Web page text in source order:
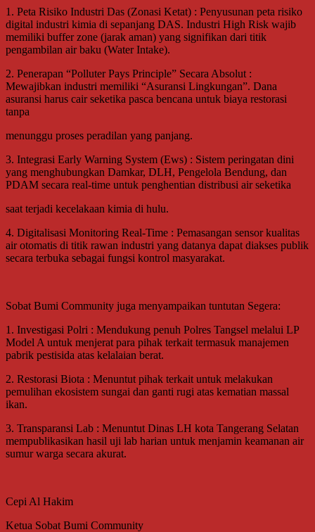
1. Peta Risiko Industri Das (Zonasi Ketat) : Penyusunan peta risiko
digital industri kimia di sepanjang DAS. Industri High Risk wajib
memiliki buffer zone (jarak aman) yang signifikan dari titik
pengambilan air baku (Water Intake).
2. Penerapan “Polluter Pays Principle” Secara Absolut :
Mewajibkan industri memiliki “Asuransi Lingkungan”. Dana
asuransi harus cair seketika pasca bencana untuk biaya restorasi
tanpa
menunggu proses peradilan yang panjang.
3. Integrasi Early Warning System (Ews) : Sistem peringatan dini
yang menghubungkan Damkar, DLH, Pengelola Bendung, dan
PDAM secara real-time untuk penghentian distribusi air seketika
saat terjadi kecelakaan kimia di hulu.
4. Digitalisasi Monitoring Real-Time : Pemasangan sensor kualitas
air otomatis di titik rawan industri yang datanya dapat diakses publik
secara terbuka sebagai fungsi kontrol masyarakat.
Sobat Bumi Community juga menyampaikan tuntutan Segera:
1. Investigasi Polri : Mendukung penuh Polres Tangsel melalui LP
Model A untuk menjerat para pihak terkait termasuk manajemen
pabrik pestisida atas kelalaian berat.
2. Restorasi Biota : Menuntut pihak terkait untuk melakukan
pemulihan ekosistem sungai dan ganti rugi atas kematian massal
ikan.
3. Transparansi Lab : Menuntut Dinas LH kota Tangerang Selatan
mempublikasikan hasil uji lab harian untuk menjamin keamanan air
sumur warga secara akurat.
Cepi Al Hakim
Ketua Sobat Bumi Community